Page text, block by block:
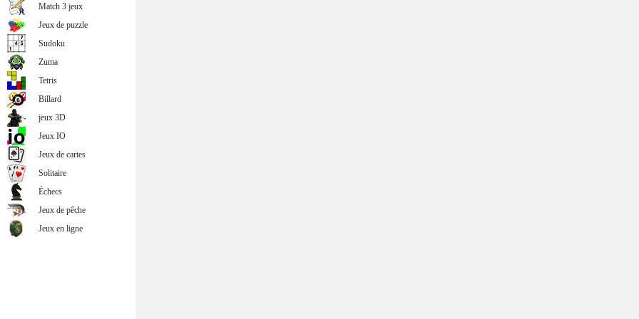
Match 3 jeux
Jeux de puzzle
Sudoku
Zuma
Tetris
Billard
jeux 3D
Jeux IO
Jeux de cartes
Solitaire
Échecs
Jeux de pêche
Jeux en ligne